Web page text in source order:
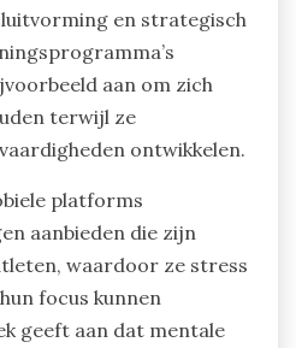
en strategisch
aan om zich
terwijl ze
ontwikkelen.
platforms
aanbieden die zijn
waardoor ze stress
focus kunnen
geeft aan dat mentale